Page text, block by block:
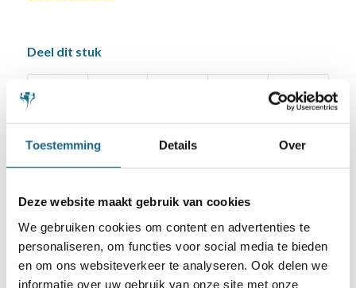
Toestemming Details Over
Deze website maakt gebruik van cookies
We gebruiken cookies om content en advertenties te
personaliseren, om functies voor social media te bieden
en om ons websiteverkeer te analyseren. Ook delen we
informatie over uw gebruik van onze site met onze
Deel dit stuk
Schaken.nl wordt mede mogelijk gemaakt
door: